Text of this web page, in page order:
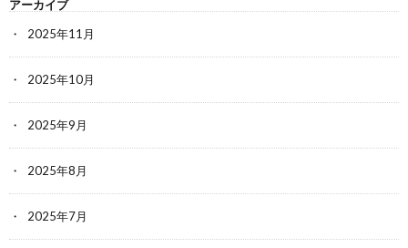
アーカイブ
2025年11月
2025年10月
2025年9月
2025年8月
2025年7月